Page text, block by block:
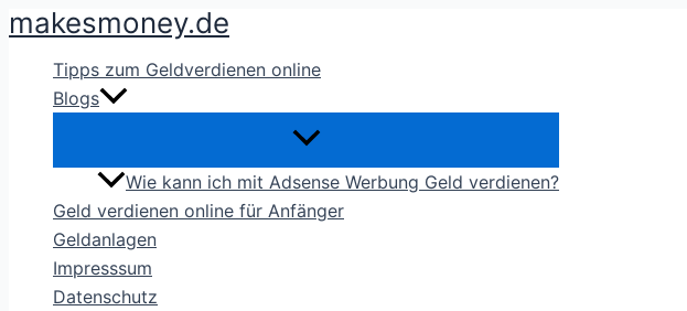
Zum
springen
makesmoney.de
Tipps zum Geldverdienen online
Blogs
Wie kann ich mit Adsense Werbung Geld verdienen?
Geld verdienen online für Anfänger
Geldanlagen
Impresssum
Datenschutz